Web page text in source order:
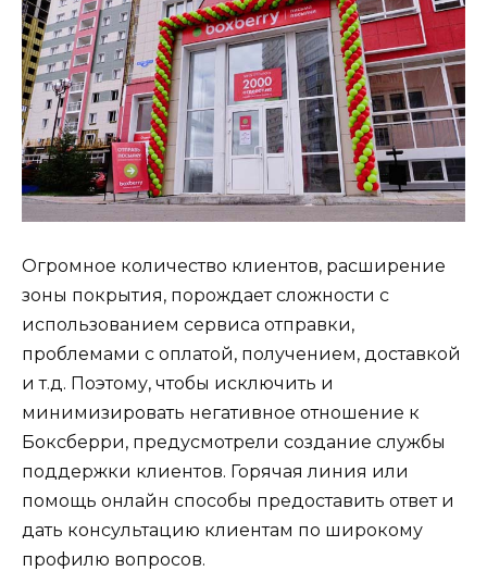
Огромное количество клиентов, расширение
зоны покрытия, порождает сложности с
использованием сервиса отправки,
проблемами с оплатой, получением, доставкой
и т.д. Поэтому, чтобы исключить и
минимизировать негативное отношение к
Боксберри, предусмотрели создание службы
поддержки клиентов. Горячая линия или
помощь онлайн способы предоставить ответ и
дать консультацию клиентам по широкому
профилю вопросов.